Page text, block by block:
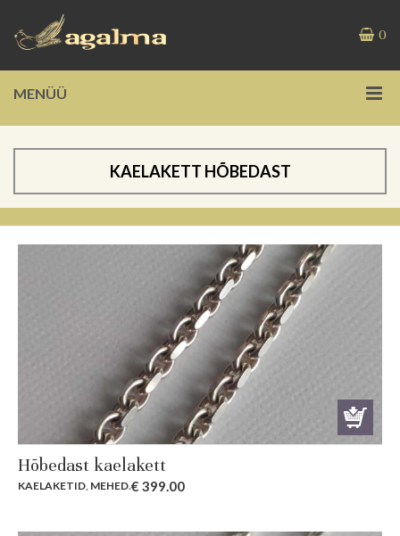
0
MENÜÜ
KAELAKETT HÕBEDAST
Hõbedast kaelakett
KAELAKETID, MEHED.€ 399.00